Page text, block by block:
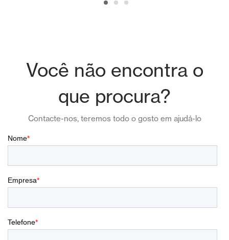
Você não encontra o
que procura?
Contacte-nos, teremos todo o gosto em ajudá-lo